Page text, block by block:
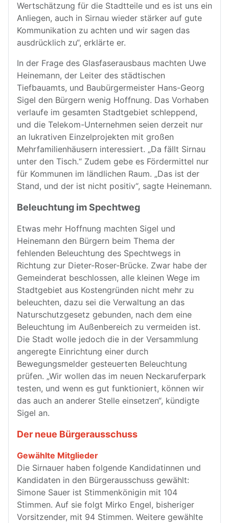
Wertschätzung für die Stadtteile und es ist uns ein
Anliegen, auch in Sirnau wieder stärker auf gute
Kommunikation zu achten und wir sagen das
ausdrücklich zu“, erklärte er.
In der Frage des Glasfaserausbaus machten Uwe
Heinemann, der Leiter des städtischen
Tiefbauamts, und Baubürgermeister Hans-Georg
Sigel den Bürgern wenig Hoffnung. Das Vorhaben
verlaufe im gesamten Stadtgebiet schleppend,
und die Telekom-Unternehmen seien derzeit nur
an lukrativen Einzelprojekten mit großen
Mehrfamilienhäusern interessiert. „Da fällt Sirnau
unter den Tisch.“ Zudem gebe es Fördermittel nur
für Kommunen im ländlichen Raum. „Das ist der
Stand, und der ist nicht positiv“, sagte Heinemann.
Beleuchtung im Spechtweg
Etwas mehr Hoffnung machten Sigel und
Heinemann den Bürgern beim Thema der
fehlenden Beleuchtung des Spechtwegs in
Richtung zur Dieter-Roser-Brücke. Zwar habe der
Gemeinderat beschlossen, alle kleinen Wege im
Stadtgebiet aus Kostengründen nicht mehr zu
beleuchten, dazu sei die Verwaltung an das
Naturschutzgesetz gebunden, nach dem eine
Beleuchtung im Außenbereich zu vermeiden ist.
Die Stadt wolle jedoch die in der Versammlung
angeregte Einrichtung einer durch
Bewegungsmelder gesteuerten Beleuchtung
prüfen. „Wir wollen das im neuen Neckaruferpark
testen, und wenn es gut funktioniert, können wir
das auch an anderer Stelle einsetzen“, kündigte
Sigel an.
Der neue Bürgerausschuss
Gewählte Mitglieder
Die Sirnauer haben folgende Kandidatinnen und
Kandidaten in den Bürgerausschuss gewählt:
Simone Sauer ist Stimmenkönigin mit 104
Stimmen. Auf sie folgt Mirko Engel, bisheriger
Vorsitzender, mit 94 Stimmen. Weitere gewählte